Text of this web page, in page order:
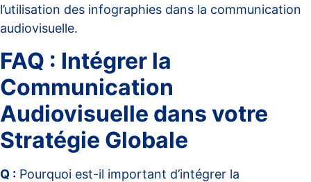
l’utilisation des infographies dans la communication
audiovisuelle.
FAQ : Intégrer la
Communication
Audiovisuelle dans votre
Stratégie Globale
Q : Pourquoi est-il important d’intégrer la